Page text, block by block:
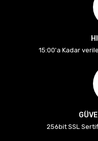
15:00'a Kadar
256bit SSL